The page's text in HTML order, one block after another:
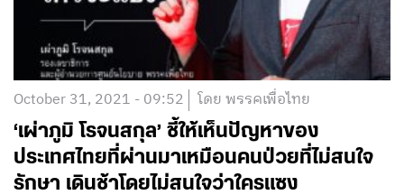
October 31, 2021 - 09:52 โดย พรรคเพื่อไทย
‘เผ่าภูมิ โรจนสกุล’ ชี้ให้เห็นปัญหาของ
ประเทศไทยที่ผ่านมาเหมือนคนป่วยที่ไม่สนใจ
รักษา เดินช้าโดยไม่สนใจว่าใครแซง